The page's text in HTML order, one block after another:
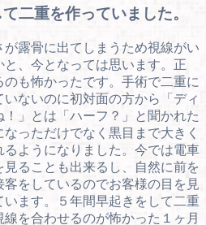
二重を作っていました。
が露骨に出てしまうため視線がい
、今となっては思います。正
も怖かったです。手術で二重に
ないのに初対面の方から「ディ
」とは「ハーフ？」と聞かれた
っただけでなく黒目まで大きく
るようになりました。今では電車
ることも出来るし、自然に前を
をしているのでお客様の目を見
ます。５年間早起きをして二重
を合わせるのが怖かった１ヶ月